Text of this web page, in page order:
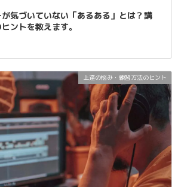
気づいていない「あるある」とは？講
ントを教えます。
上達の悩み・練習方法のヒント